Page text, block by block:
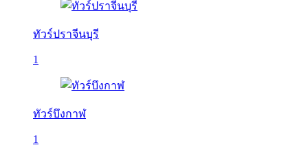
ทัวร์ปราจีนบุรี
1
ทัวร์บึงกาฬ
1